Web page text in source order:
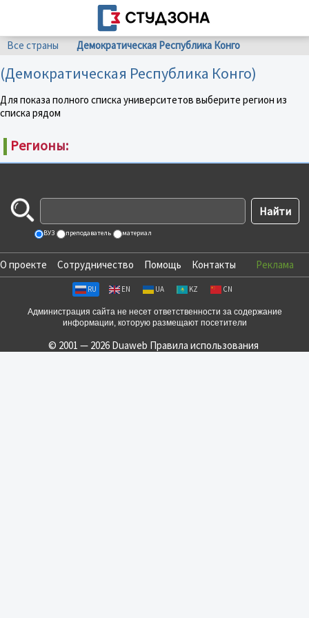
Все страны Демократическая Республика Конго
(Демократическая Республика Конго)
Для показа полного списка университетов выберите регион из
списка рядом
Регионы:
ВУЗ преподаватель материал
О проекте Сотрудничество Помощь Контакты Реклама
RU EN UA KZ CN
Администрация сайта не несет ответственности за содержание
информации, которую размещают посетители
© 2001 — 2026 Duaweb Правила использования